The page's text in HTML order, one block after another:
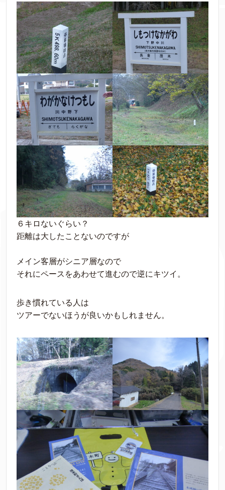
６キロないぐらい？
距離は大したことないのですが
メイン客層がシニア層なので
それにペースをあわせて進むので逆にキツイ。
歩き慣れている人は
ツアーでないほうが良いかもしれません。